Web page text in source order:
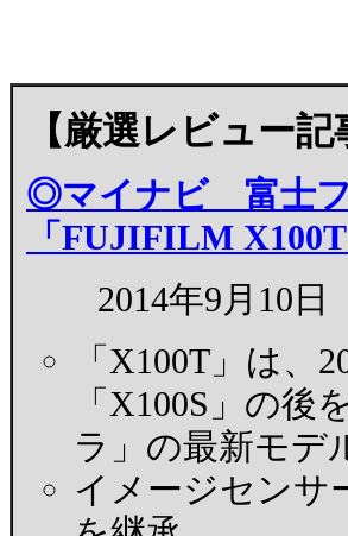
【厳選レビュー記
◎マイナビ 富士フ
「FUJIFILM X100T
2014年9月10日
「X100T」は、
「X100S」の
ラ」の最新モデ
イメージセンサ